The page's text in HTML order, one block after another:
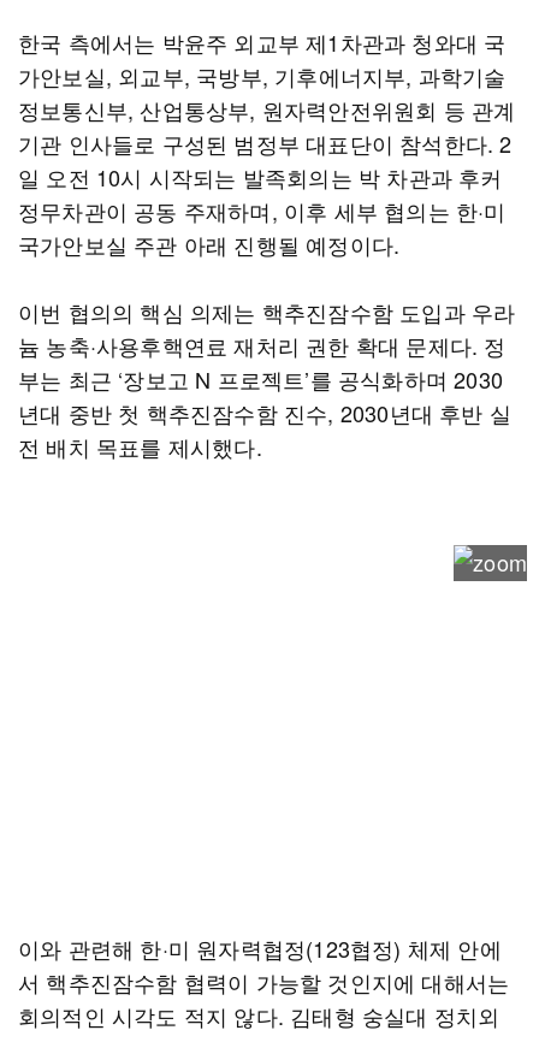
한국 측에서는 박윤주 외교부 제1차관과 청와대 국
가안보실, 외교부, 국방부, 기후에너지부, 과학기술
정보통신부, 산업통상부, 원자력안전위원회 등 관계
기관 인사들로 구성된 범정부 대표단이 참석한다. 2
일 오전 10시 시작되는 발족회의는 박 차관과 후커
정무차관이 공동 주재하며, 이후 세부 협의는 한·미
국가안보실 주관 아래 진행될 예정이다.
이번 협의의 핵심 의제는 핵추진잠수함 도입과 우라
늄 농축·사용후핵연료 재처리 권한 확대 문제다. 정
부는 최근 ‘장보고 N 프로젝트’를 공식화하며 2030
년대 중반 첫 핵추진잠수함 진수, 2030년대 후반 실
전 배치 목표를 제시했다.
이와 관련해 한·미 원자력협정(123협정) 체제 안에
서 핵추진잠수함 협력이 가능할 것인지에 대해서는
회의적인 시각도 적지 않다. 김태형 숭실대 정치외